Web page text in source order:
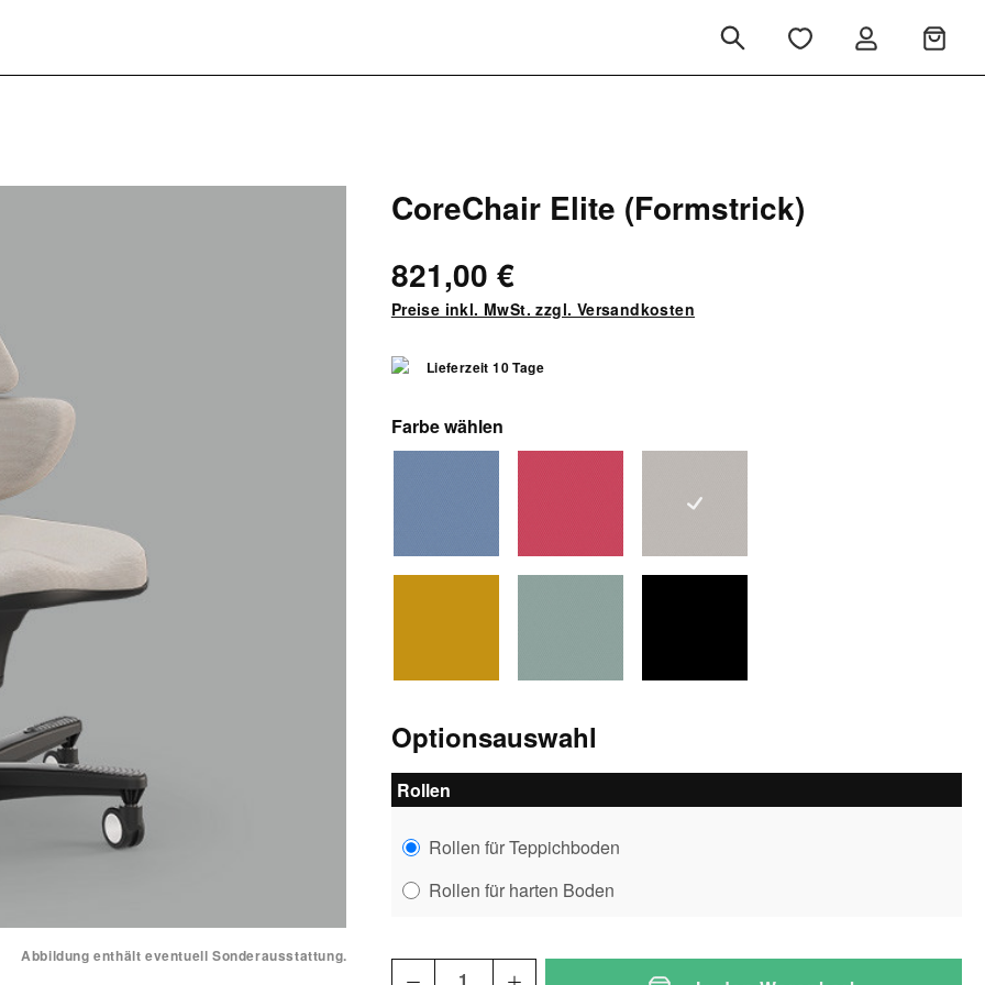
Abbildung enthält eventuell Sonderausstattung.
CoreChair Elite (Formstrick)
821,00 €
Preise inkl. MwSt. zzgl. Versandkosten
Lieferzeit 10 Tage
Farbe wählenauswählen
lehmgrau
Optionsauswahl
Rollen
Rollen für Teppichboden
Rollen für harten Boden